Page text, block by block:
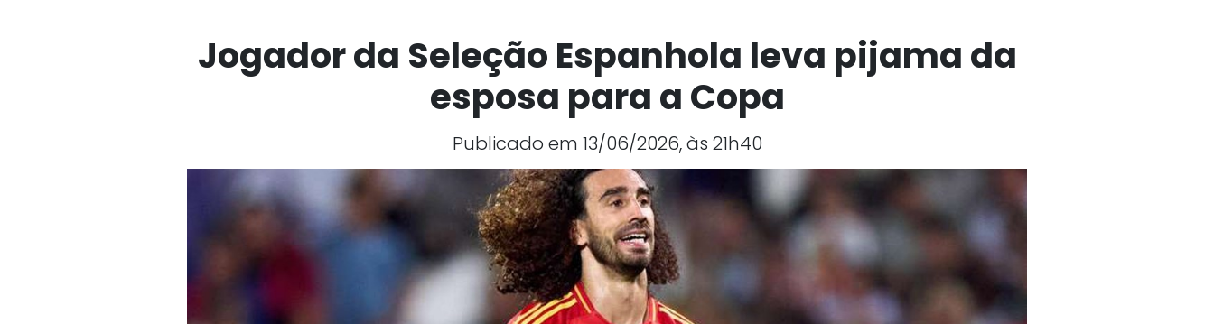
Jogador da Seleção Espanhola leva pijama da
esposa para a Copa
Publicado em 13/06/2026, às 21h40